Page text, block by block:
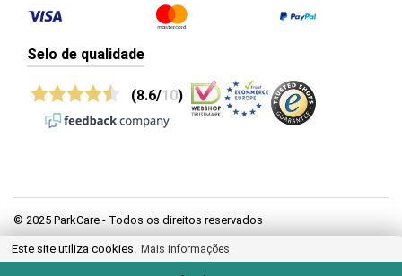
Selo de qualidade
(8.6/10)
© 2025 ParkCare - Todos os direitos reservados
Privacidade
Este site utiliza cookies. Mais informações